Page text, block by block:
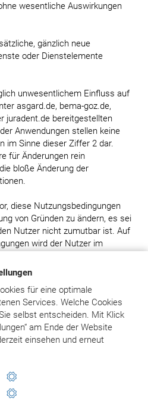
für eine optimale
Services. Welche Cookies
selbst entscheiden. Mit Klick
am Ende der Website
einsehen und erneut
wesentliche Auswirkungen
gänzlich neue
oder Dienstelemente
unwesentlichem Einfluss auf
asgard.de, bema-goz.de,
juradent.de bereitgestellten
Anwendungen stellen keine
im Sinne dieser Ziffer 2 dar.
für Änderungen rein
bloße Änderung der
diese Nutzungsbedingungen
von Gründen zu ändern, es sei
Nutzer nicht zumutbar ist. Auf
wird der Nutzer im
gelten als vereinbart,
akzeptiert. Akzeptiert der Nutzer
jede Partei das Recht, die
durch Kündigung mit
Die Möglichkeit der
besteht aber
die Inhalt und Umfang der für
zum Nachteil des Nutzers
die Einführung von neuen,